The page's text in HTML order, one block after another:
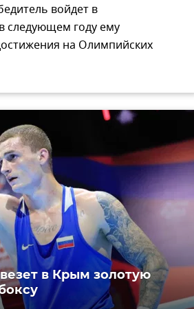
войдет в
следующем году ему
на Олимпийских
в Крым золотую